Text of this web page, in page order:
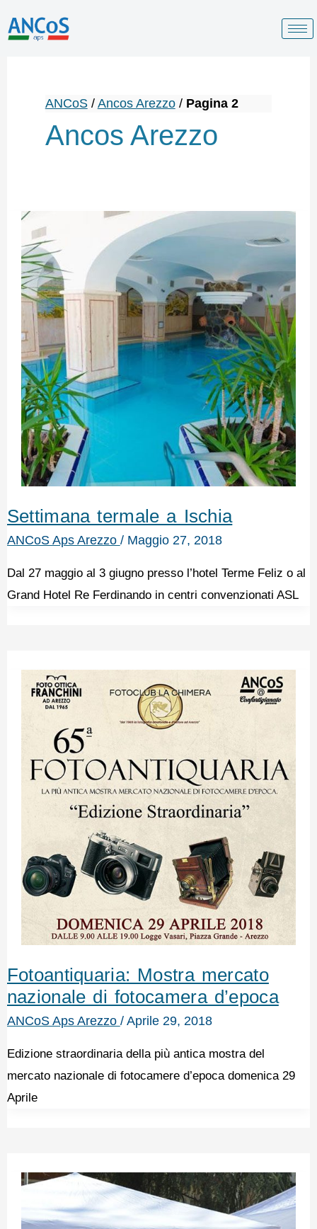
ANCoS/ Ancos Arezzo/ Pagina 2
Ancos Arezzo
Settimana termale a Ischia
ANCoS Aps Arezzo / Maggio 27, 2018
Dal 27 maggio al 3 giugno presso l’hotel Terme Feliz o al
Grand Hotel Re Ferdinando in centri convenzionati ASL
Fotoantiquaria: Mostra mercato
nazionale di fotocamera d’epoca
ANCoS Aps Arezzo / Aprile 29, 2018
Edizione straordinaria della più antica mostra del
mercato nazionale di fotocamere d’epoca domenica 29
Aprile